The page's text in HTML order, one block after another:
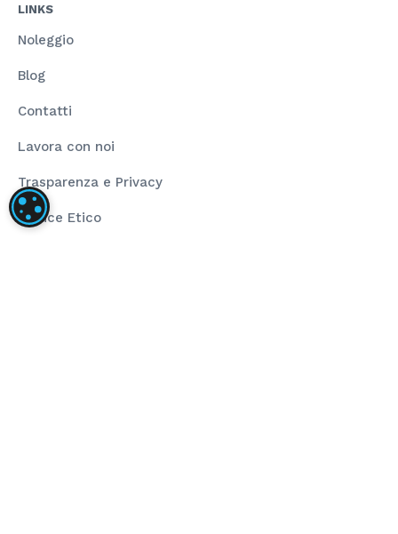
LINKS
Noleggio
Blog
Contatti
Lavora con noi
Trasparenza e Privacy
Codice Etico
IMPOSTAZIONI DEI COOKIE